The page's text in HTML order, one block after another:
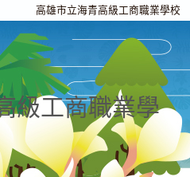
高雄市立海青高級工商職業學校
級工商職業學